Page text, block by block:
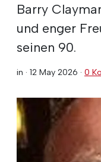
Barry
und enger
seinen 90.
in · 12 May 2026 · 0